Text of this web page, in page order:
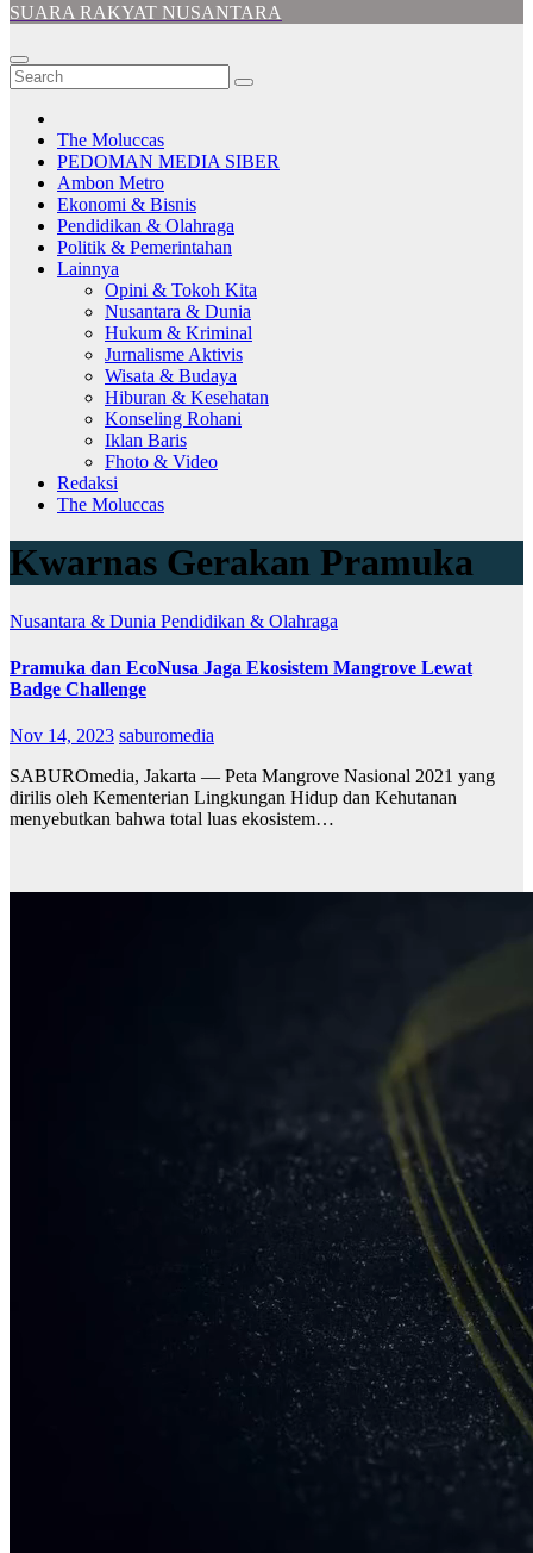
SUARA RAKYAT NUSANTARA
The Moluccas
PEDOMAN MEDIA SIBER
Ambon Metro
Ekonomi & Bisnis
Pendidikan & Olahraga
Politik & Pemerintahan
Lainnya
Opini & Tokoh Kita
Nusantara & Dunia
Hukum & Kriminal
Jurnalisme Aktivis
Wisata & Budaya
Hiburan & Kesehatan
Konseling Rohani
Iklan Baris
Fhoto & Video
Redaksi
The Moluccas
Kwarnas Gerakan Pramuka
Nusantara & Dunia Pendidikan & Olahraga
Pramuka dan EcoNusa Jaga Ekosistem Mangrove Lewat
Badge Challenge
Nov 14, 2023 saburomedia
SABUROmedia, Jakarta — Peta Mangrove Nasional 2021 yang
dirilis oleh Kementerian Lingkungan Hidup dan Kehutanan
menyebutkan bahwa total luas ekosistem…